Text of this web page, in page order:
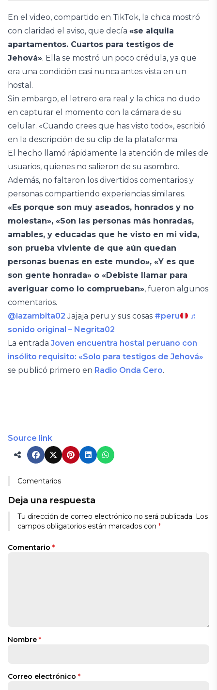
En el video, compartido en TikTok, la chica mostró
con claridad el aviso, que decía «se alquila
apartamentos. Cuartos para testigos de
Jehová». Ella se mostró un poco crédula, ya que
era una condición casi nunca antes vista en un
hostal.
Sin embargo, el letrero era real y la chica no dudo
en capturar el momento con la cámara de su
celular. «Cuando crees que has visto todo», escribió
en la descripción de su clip de la plataforma.
El hecho llamó rápidamente la atención de miles de
usuarios, quienes no salieron de su asombro.
Además, no faltaron los divertidos comentarios y
personas compartiendo experiencias similares.
«Es porque son muy aseados, honrados y no
molestan», «Son las personas más honradas,
amables, y educadas que he visto en mi vida,
son prueba viviente de que aún quedan
personas buenas en este mundo», «Y es que
son gente honrada» o «Debiste llamar para
averiguar como lo comprueban», fueron algunos
comentarios.
@lazambita02 Jajaja peru y sus cosas #peru
♬
sonido original – Negrita02
La entrada Joven encuentra hostal peruano con
insólito requisito: «Solo para testigos de Jehová»
se publicó primero en Radio Onda Cero.
Source link
Comentarios
Deja una respuesta
Tu dirección de correo electrónico no será publicada. Los
campos obligatorios están marcados con *
Comentario *
Nombre *
Correo electrónico *